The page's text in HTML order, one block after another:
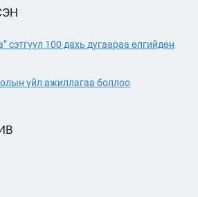
сэтгүүл 100 дахь дугаараа өлгийдөн
үйл ажиллагаа боллоо